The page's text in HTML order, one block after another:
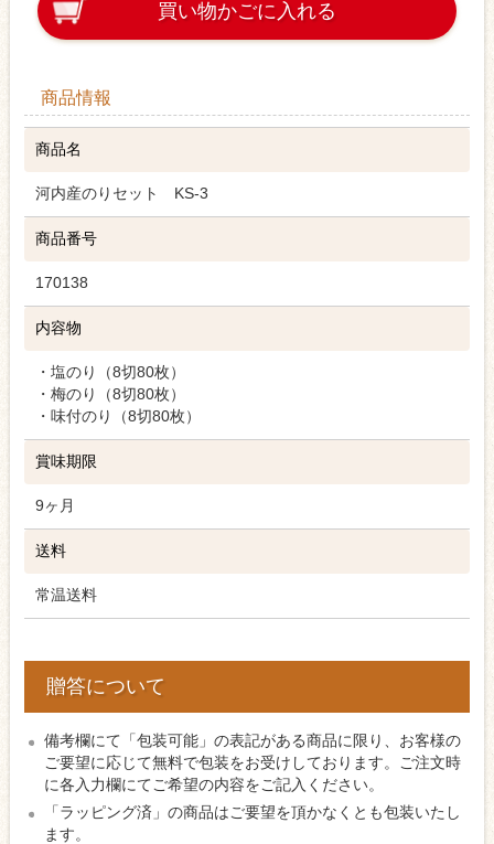
買い物かごに入れる
商品情報
商品名
河内産のりセット KS-3
商品番号
170138
内容物
・塩のり（8切80枚）
・梅のり（8切80枚）
・味付のり（8切80枚）
賞味期限
9ヶ月
送料
常温送料
贈答について
備考欄にて「包装可能」の表記がある商品に限り、お客様の
ご要望に応じて無料で包装をお受けしております。ご注文時
に各入力欄にてご希望の内容をご記入ください。
「ラッピング済」の商品はご要望を頂かなくとも包装いたし
ます。